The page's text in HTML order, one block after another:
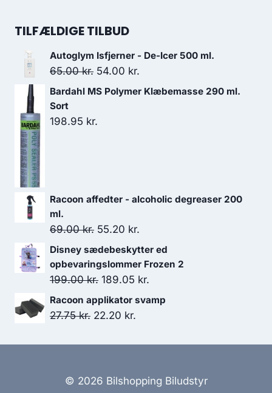
pris
1,099.00 kr..989.00 kr..
TILFÆLDIGE TILBUD
Autoglym Isfjerner - De-Icer 500 ml.
65.00kr. Den
oprindelige
54.00 kr.
aktuelle
Bardahl MS Polymer Klæbemasse 290 ml.
Sort
198.95 kr.
Racoon affedter - alcoholic degreaser 200
ml.
69.00kr. Den
oprindelige
pris
var:
69.00 kr..
55.20 kr.
aktuelle
pris
er:
Disney sædebeskytter ed
opbevaringslommer Frozen 2
199.00kr. Den
oprindelige
pris
199.00 kr..
189.05 kr.
aktuelle
189.05 kr..
Racoon applikator svamp
27.75kr. Den
pris
27.75 kr..
22.20 kr.
pris
22.20 kr..
© 2026 Bilshopping Biludstyr